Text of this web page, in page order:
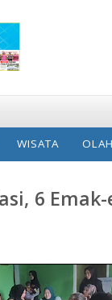
WISATA
6